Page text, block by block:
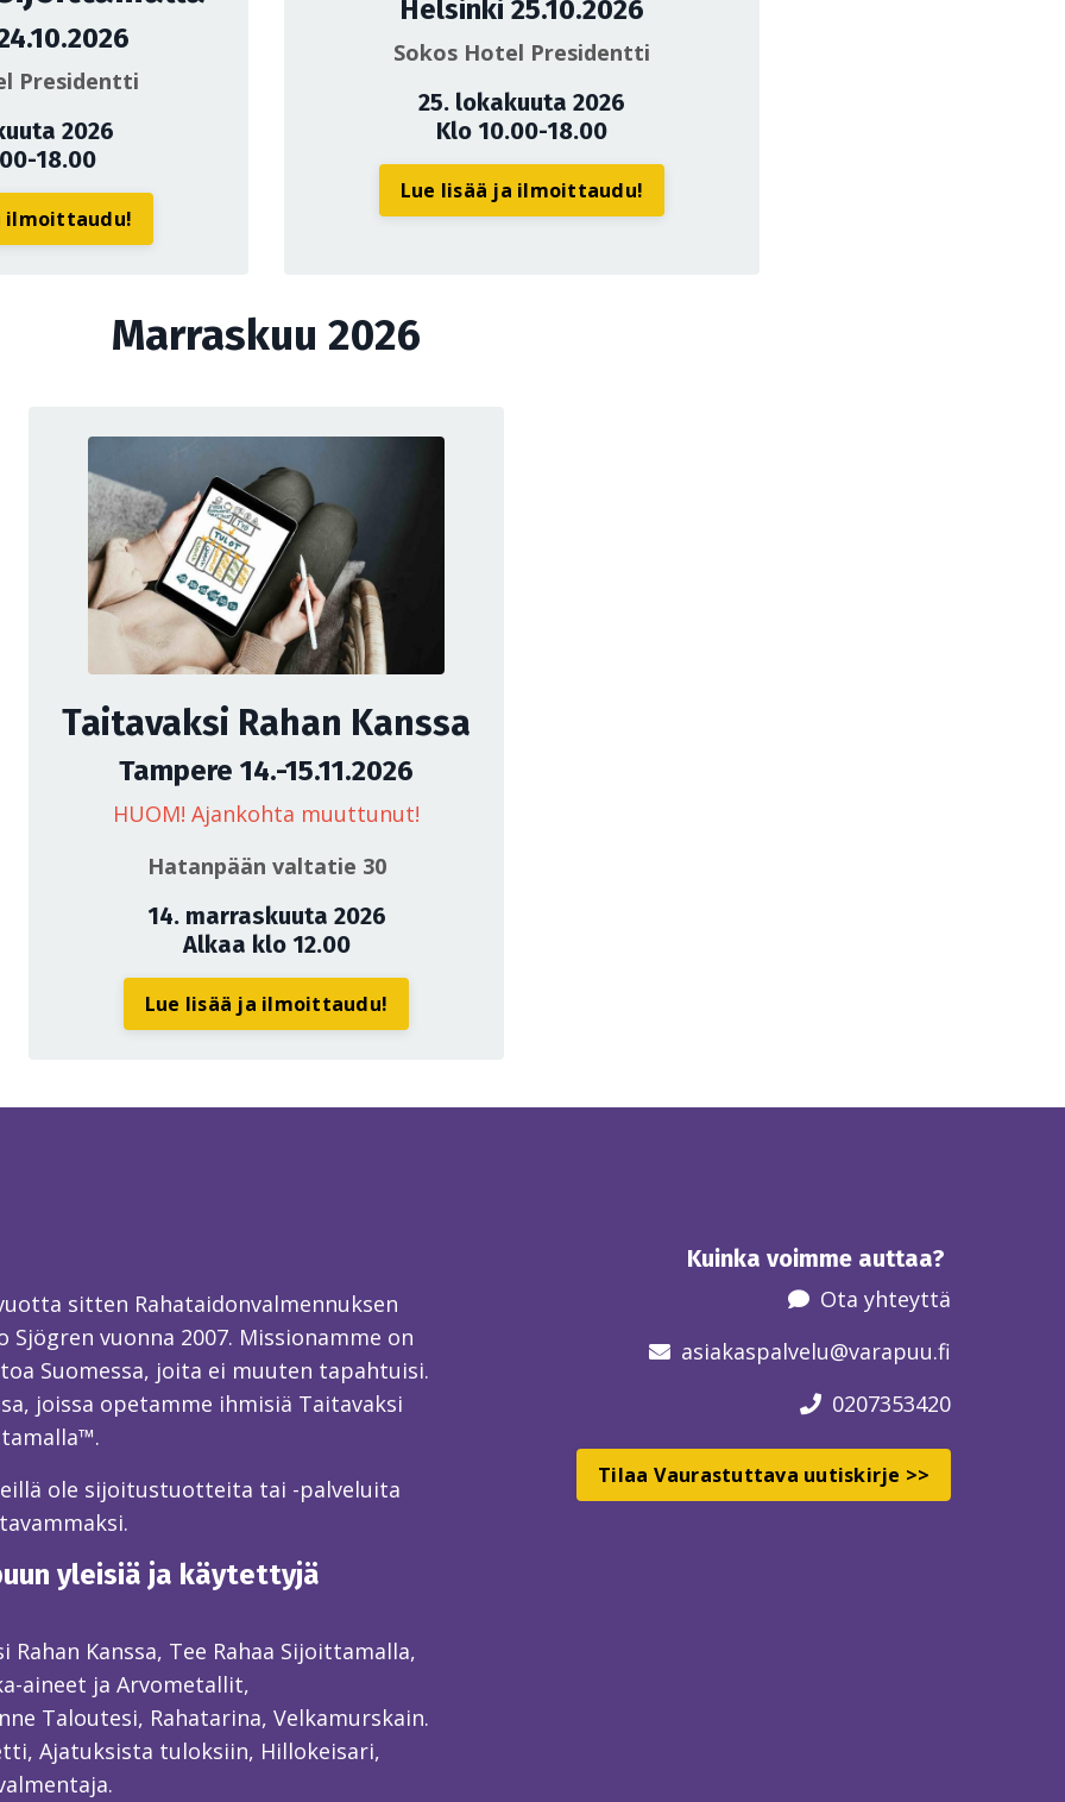
Presidentti
2026
18.00
ilmoittaudu!
Helsinki 25.10.2026
Sokos Hotel Presidentti
25. lokakuuta 2026
Klo 10.00-18.00
Lue lisää ja ilmoittaudu!
Marraskuu 2026
Taitavaksi Rahan Kanssa
Tampere 14.-15.11.2026
HUOM! Ajankohta muuttunut!
Hatanpään valtatie 30
14. marraskuuta 2026
Alkaa klo 12.00
Lue lisää ja ilmoittaudu!
sitten Rahataidonvalmennuksen
vuonna 2007. Missionamme on
Suomessa, joita ei muuten tapahtuisi.
joissa opetamme ihmisiä Taitavaksi
ole sijoitustuotteita tai -palveluita
yleisiä ja käytettyjä
Kanssa, Tee Rahaa Sijoittamalla,
aineet ja Arvometallit,
Taloutesi, Rahatarina, Velkamurskain.
Ajatuksista tuloksiin, Hillokeisari,
Kuinka voimme auttaa?
Ota yhteyttä
asiakaspalvelu@varapuu.fi
0207353420
Tilaa Vaurastuttava uutiskirje >>